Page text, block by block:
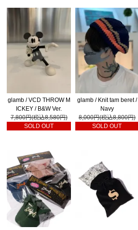
glamb / VCD THROW M
ICKEY / B&W Ver.
7,800円(税込8,580円)
SOLD OUT
glamb / Knit tam beret /
Navy
8,000円(税込8,800円)
SOLD OUT